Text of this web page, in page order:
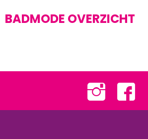
BADMODE OVERZICHT